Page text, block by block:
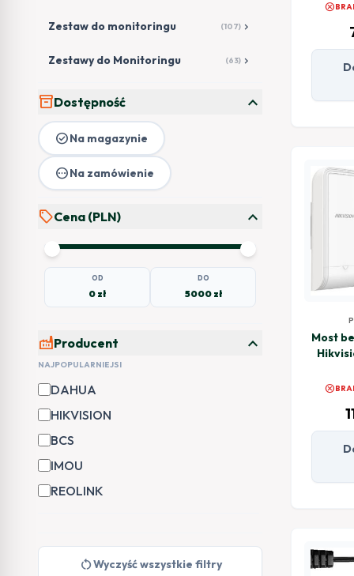
Zestaw do monitoringu (107) chevron_right
Zestawy do Monitoringu (63) chevron_right
inventory_2Dostępność expand_more
check_circleNa magazynie
pendingNa zamówienie
sellCena (PLN) expand_more
OD
0 zł
DO
5000 zł
factoryProducent expand_more
NAJPOPULARNIEJSI
DAHUA
HIKVISION
BCS
IMOU
REOLINK
restart_altWyczyść wszystkie filtry
cancel
Most
cancel